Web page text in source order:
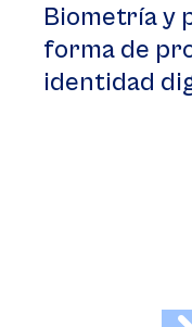
Biometría y
forma de
identidad